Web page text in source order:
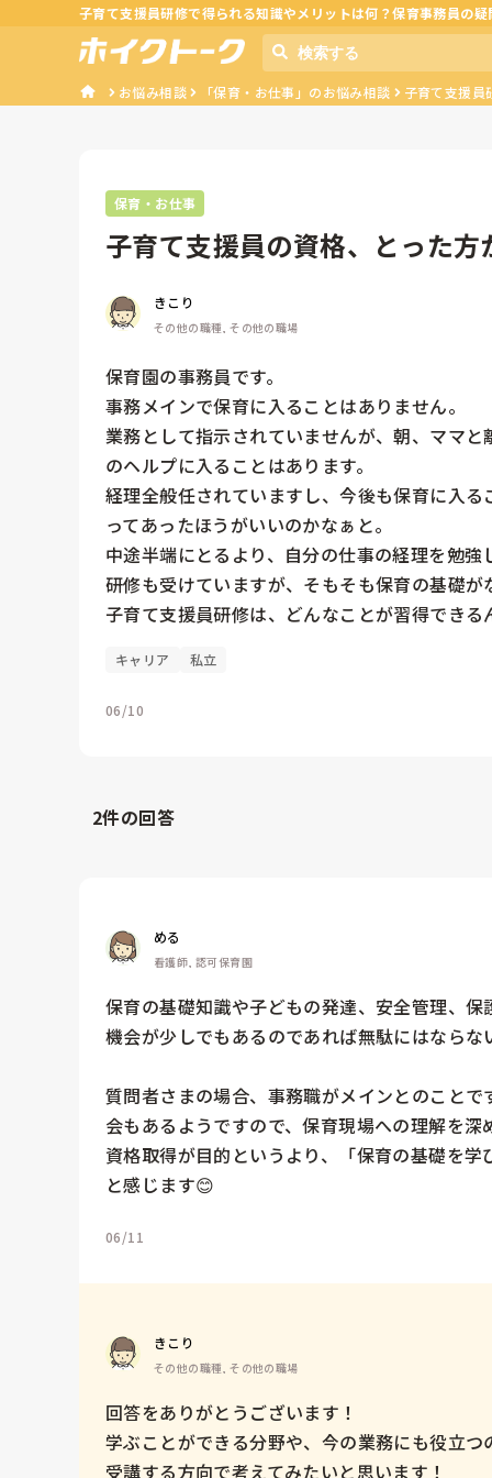
子育て支援員研修で得られる知識やメリットは何？保育事務員の疑
お悩み相談 「保育・お仕事」のお悩み相談 子育て支援員
保育・お仕事
子育て支援員の資格、とった方
きこり
その他の職種, その他の職場
保育園の事務員です。
事務メインで保育に入ることはありません。
業務として指示されていませんが、朝、ママ
のヘルプに入ることはあります。
経理全般任されていますし、今後も保育に入
ってあったほうがいいのかなぁと。
中途半端にとるより、自分の仕事の経理を勉
研修も受けていますが、そもそも保育の基礎が
子育て支援員研修は、どんなことが習得できる
キャリア 私立
06/10
2件の回答
める
看護師, 認可保育園
保育の基礎知識や子どもの発達、安全管理、
機会が少しでもあるのであれば無駄にはならな
質問者さまの場合、事務職がメインとのこと
会もあるようですので、保育現場への理解を深
資格取得が目的というより、「保育の基礎を
と感じます😊
06/11
きこり
その他の職種, その他の職場
回答をありがとうございます！
学ぶことができる分野や、今の業務にも役立
受講する方向で考えてみたいと思います！